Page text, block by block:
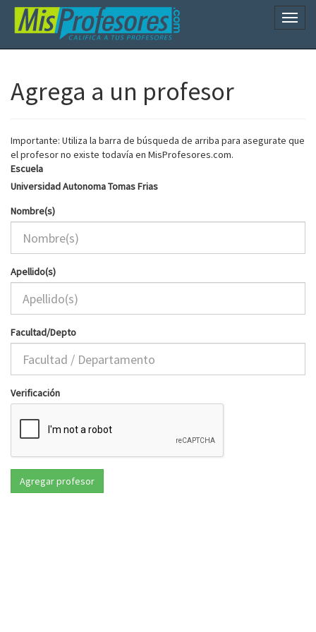
Agrega a un profesor
Importante: Utiliza la barra de búsqueda de arriba para asegurate que
el profesor no existe todavía en MisProfesores.com.
Escuela
Universidad Autonoma Tomas Frias
Nombre(s)
Apellido(s)
Facultad/Depto
Verificación